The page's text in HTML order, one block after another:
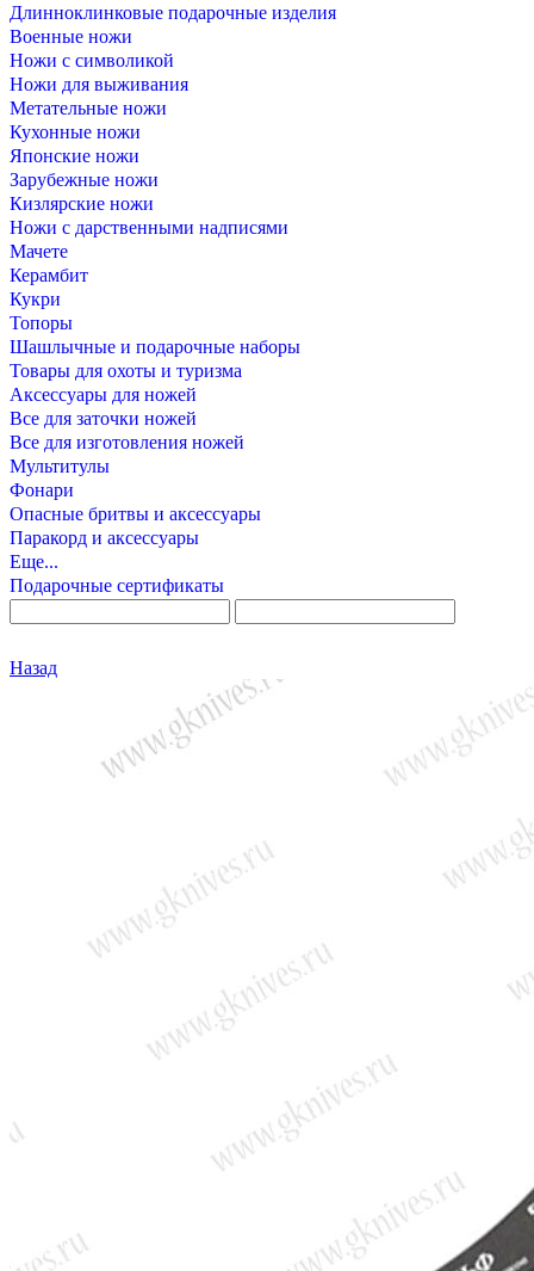
Длинноклинковые подарочные изделия
Военные ножи
Ножи с символикой
Ножи для выживания
Метательные ножи
Кухонные ножи
Японские ножи
Зарубежные ножи
Кизлярские ножи
Ножи с дарственными надписями
Мачете
Керамбит
Кукри
Топоры
Шашлычные и подарочные наборы
Товары для охоты и туризма
Аксессуары для ножей
Все для заточки ножей
Все для изготовления ножей
Мультитулы
Фонари
Опасные бритвы и аксессуары
Паракорд и аксессуары
Еще...
Подарочные сертификаты
Назад